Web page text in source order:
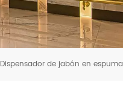
Dispensador de jabón en